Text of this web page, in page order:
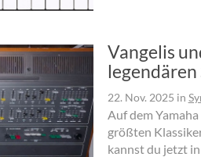
Vangelis
22. Nov. 2025 in
Auf dem
größten
kannst du jetzt